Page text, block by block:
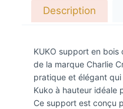
Description
KUKO support en
de la marque Charlie
pratique et élégant
Kuko à hauteur idéale
Ce support est conçu